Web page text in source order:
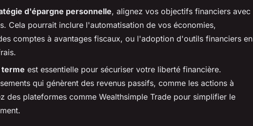
d'épargne personnelle, alignez vos objectifs financiers avec
Cela pourrait inclure l'automatisation de vos économies,
comptes à avantages fiscaux, ou l'adoption d'outils financiers en
terme est essentielle pour sécuriser votre liberté financière.
qui génèrent des revenus passifs, comme les actions à
des plateformes comme Wealthsimple Trade pour simplifier le